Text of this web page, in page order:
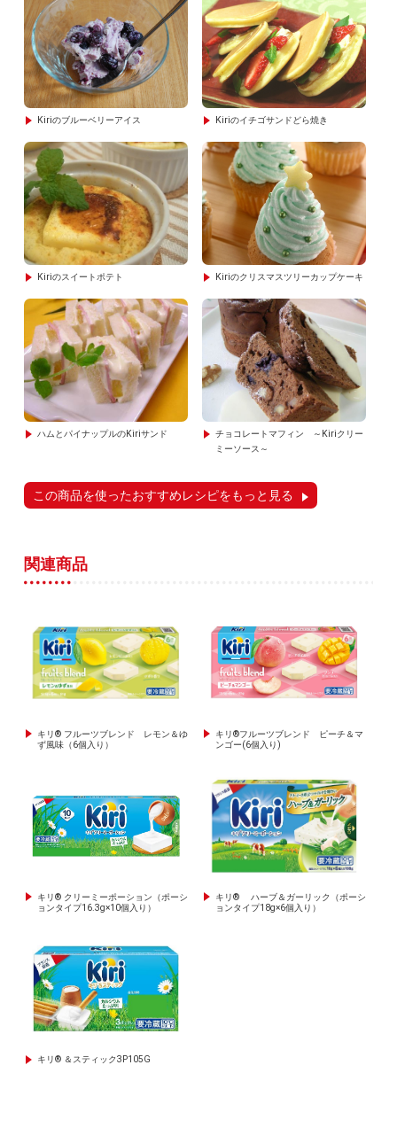
Kiriのブルーベリーアイス Kiriのイチゴサンドどら焼き
Kiriのスイートポテト Kiriのクリスマスツリーカップケーキ
ハムとパイナップルのKiriサンド
チョコレートマフィン ～Kiriクリー
ミーソース～
この商品を使ったおすすめレシピをもっと見る
関連商品
キリ® フルーツブレンド レモン＆ゆ
ず風味（6個入り）
キリ®フルーツブレンド ピーチ＆マ
ンゴー(6個入り)
キリ® クリーミーポーション（ポーシ
ョンタイプ16.3g×10個入り）
キリ® ハーブ＆ガーリック（ポーシ
ョンタイプ18g×6個入り）
キリ® ＆スティック3P105G